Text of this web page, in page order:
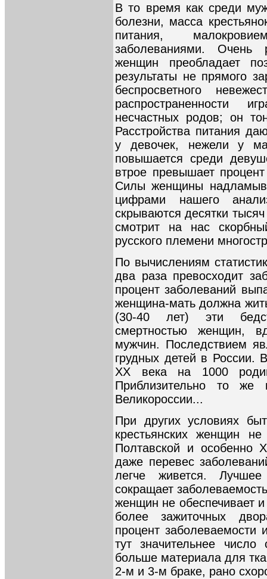
В то время как среди
болезни, масса
питания,
заболеваниями. Очень
женщин преобладает
результаты не прямого
беспросветного
распространенности
несчастных родов; он
Расстройства питания
у девочек, нежели у
повышается среди
втрое превышает
Силы женщины
цифрами нашего
скрываются десятки
смотрит на нас
русского племени
По вычислениям
два раза превосходит
процент заболеваний
женщина-мать должна
(30-40 лет) эти
смертностью женщин,
мужчин. Последствием
грудных детей в России.
XX века на 1000
Приблизительно то же
Великороссии...
При других условиях
крестьянских женщин
Полтавской и особенно
даже перевес
легче живется.
сокращает
женщин не обеспечивает и
более зажиточных
процент
тут значительнее
больше материала для
2-м и 3-м браке, рано